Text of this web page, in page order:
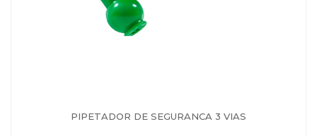
PIPETADOR DE SEGURANCA 3 VIAS